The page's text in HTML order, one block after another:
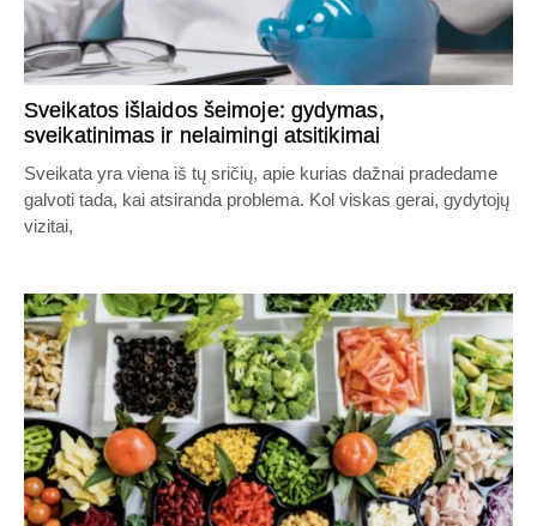
Sveikatos išlaidos šeimoje: gydymas,
sveikatinimas ir nelaimingi atsitikimai
Sveikata yra viena iš tų sričių, apie kurias dažnai pradedame
galvoti tada, kai atsiranda problema. Kol viskas gerai, gydytojų
vizitai,